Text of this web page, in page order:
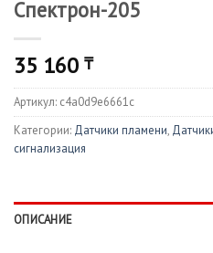
Спектрон-205
35 160 ₸
Артикул: c4a0d9e6661c
Категории: Датчики пламени,
сигнализация
ОПИСАНИЕ